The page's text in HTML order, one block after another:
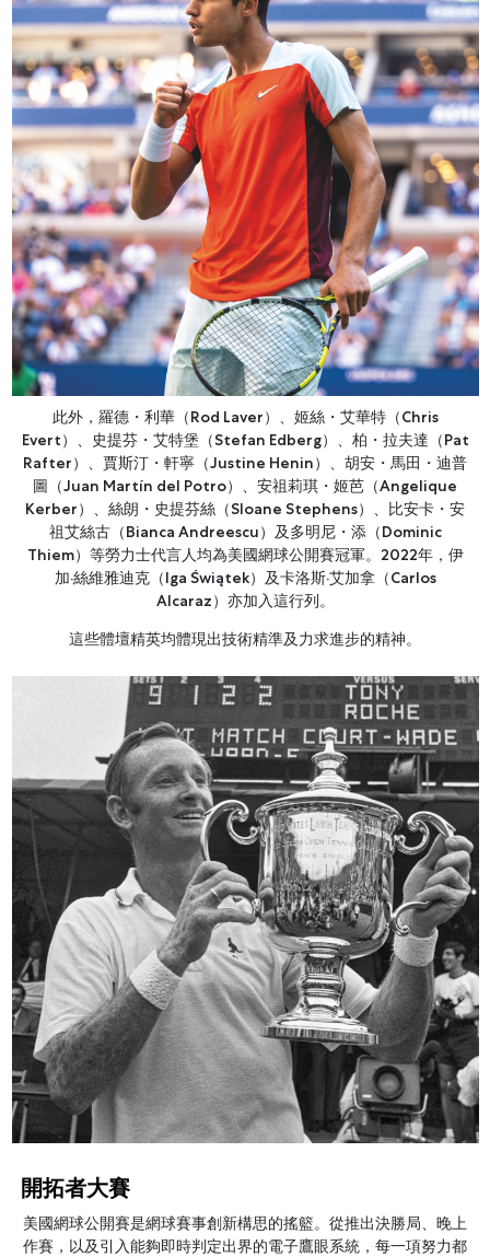
此外，羅德・利華（Rod Laver）、姬絲・艾華特（Chris
Evert）、史提芬・艾特堡（Stefan Edberg）、柏・拉夫達（Pat
Rafter）、賈斯汀・軒寧（Justine Henin）、胡安・馬田・迪普
圖（Juan Martín del Potro）、安祖莉琪・姬芭（Angelique
Kerber）、絲朗・史提芬絲（Sloane Stephens）、比安卡・安
祖艾絲古（Bianca Andreescu）及多明尼・添（Dominic
Thiem）等勞力士代言人均為美國網球公開賽冠軍。2022年，伊
加·絲維雅迪克（Iga Świątek）及卡洛斯·艾加拿（Carlos
Alcaraz）亦加入這行列。
這些體壇精英均體現出技術精準及力求進步的精神。
開拓者大賽
美國網球公開賽是網球賽事創新構思的搖籃。從推出決勝局、晚上
作賽，以及引入能夠即時判定出界的電子鷹眼系統，每一項努力都